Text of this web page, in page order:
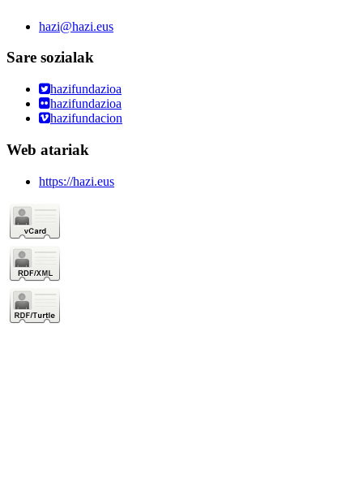
hazi@hazi.eus
Sare sozialak
hazifundazioa
hazifundazioa
hazifundacion
Web atariak
https://hazi.eus